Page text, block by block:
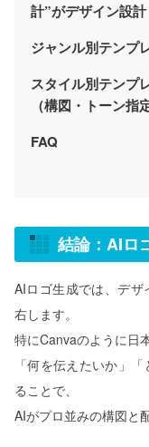
計”がデザイン設計
ジャンル別テンプ
スタイル別テンプ
（構図・トーン指
FAQ
結論：AIロ
AIロゴ生成では、デ
右します。
特にCanvaのように日
「何を伝えたいか」
ることで、
AIがプロ並みの構図と